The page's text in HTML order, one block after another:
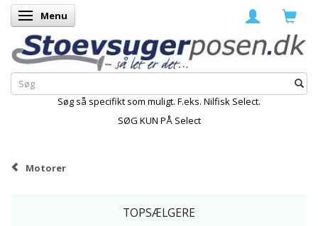
Skifte navigation
Menu
Søg så specifikt som muligt. F.eks. Nilfisk Select.
SØG KUN PÅ Select
Motorer
TOPSÆLGERE